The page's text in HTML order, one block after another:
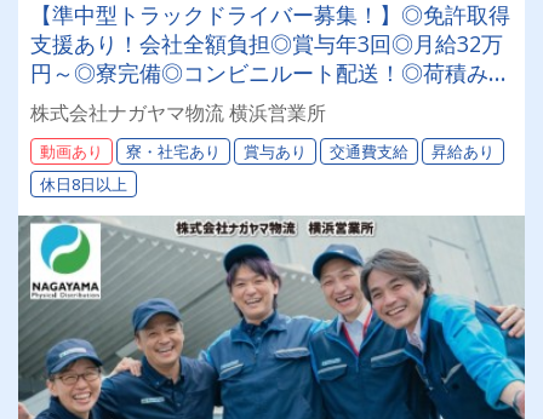
【準中型トラックドライバー募集！】◎免許取得
支援あり！会社全額負担◎賞与年3回◎月給32万
円～◎寮完備◎コンビニルート配送！◎荷積み・
荷下ろし軽々！◎全車AT車★安定して働きたい
方必見★あなたらしく働ける環境です！
株式会社ナガヤマ物流 横浜営業所
動画あり 寮・社宅あり 賞与あり 交通費支給
昇給あり
休日8日以上